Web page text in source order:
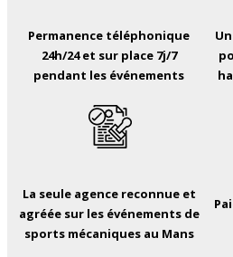
Permanence téléphonique
24h/24 et sur place 7j/7
pendant les événements
La seule agence reconnue et
agréée sur les événements de
sports mécaniques au Mans